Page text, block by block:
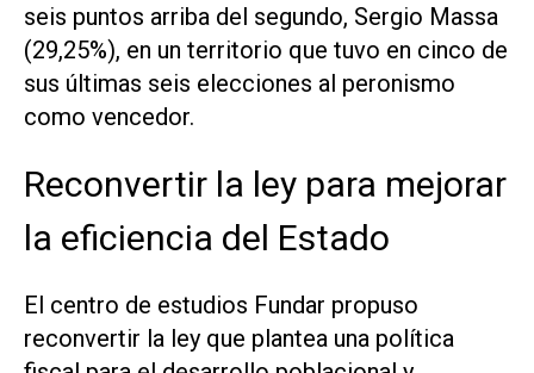
seis puntos arriba del segundo, Sergio Massa
(29,25%), en un territorio que tuvo en cinco de
sus últimas seis elecciones al peronismo
como vencedor.
Reconvertir la ley para mejorar
la eficiencia del Estado
El centro de estudios Fundar propuso
reconvertir la ley que plantea una política